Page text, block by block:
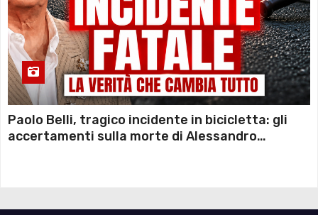
Paolo Belli, tragico incidente in bicicletta: gli
accertamenti sulla morte di Alessandro